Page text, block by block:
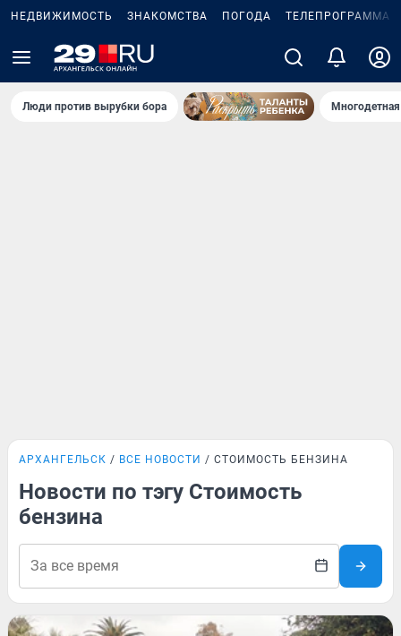
НЕДВИЖИМОСТЬ ЗНАКОМСТВА ПОГОДА ТЕЛЕПРОГРАММА
Люди против вырубки бора
АРХАНГЕЛЬСК ВСЕ НОВОСТИ СТОИМОСТЬ БЕНЗИНА
Новости по тэгу Стоимость
бензина